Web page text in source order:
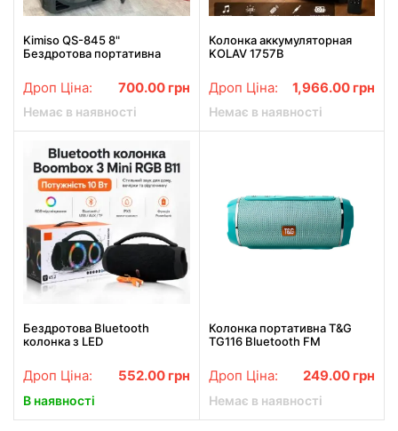
Kimiso QS-845 8"
Бездротова портативна
караоке
Дроп Ціна: 700.00 грн
Немає в наявності
Колонка аккумуляторная
KOLAV 1757В
Колонка блютуз
Дроп Ціна: 1,966.00 грн
Немає в наявності
Бездротова Bluetooth
колонка з LED
Mini RGB B11
Дроп Ціна: 552.00 грн
В наявності
Колонка портативна T&G
TG116 Bluetooth FM
Дроп Ціна: 249.00 грн
Немає в наявності